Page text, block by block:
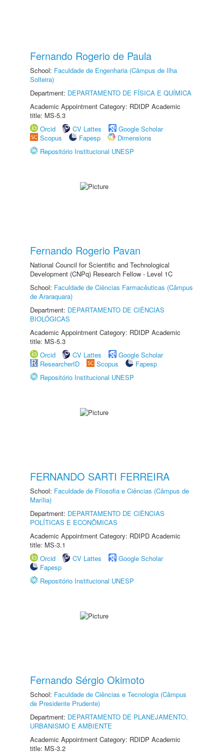
Fernando Rogerio de Paula
School: Faculdade de Engenharia (Câmpus de Ilha
Solteira)
Department: DEPARTAMENTO DE FÍSICA E QUÍMICA
Academic Appointment Category: RDIDP Academic
title: MS-5.3
Orcid
CV Lattes
Google Scholar
Scopus
Fapesp
Dimensions
Repositório Institucional UNESP
Fernando Rogerio Pavan
National Council for Scientific and Technological
Development (CNPq) Research Fellow - Level 1C
School: Faculdade de Ciências Farmacêuticas (Câmpus
de Araraquara)
Department: DEPARTAMENTO DE CIÊNCIAS
BIOLÓGICAS
Academic Appointment Category: RDIDP Academic
title: MS-5.3
Orcid
CV Lattes
Google Scholar
ResearcherID
Scopus
Fapesp
Repositório Institucional UNESP
FERNANDO SARTI FERREIRA
School: Faculdade de Filosofia e Ciências (Câmpus de
Marília)
Department: DEPARTAMENTO DE CIÊNCIAS
POLÍTICAS E ECONÔMICAS
Academic Appointment Category: RDIPD Academic
title: MS-3.1
Orcid
CV Lattes
Google Scholar
Fapesp
Repositório Institucional UNESP
Fernando Sérgio Okimoto
School: Faculdade de Ciências e Tecnologia (Câmpus
de Presidente Prudente)
Department: DEPARTAMENTO DE PLANEJAMENTO,
URBANISMO E AMBIENTE
Academic Appointment Category: RDIDP Academic
title: MS-3.2